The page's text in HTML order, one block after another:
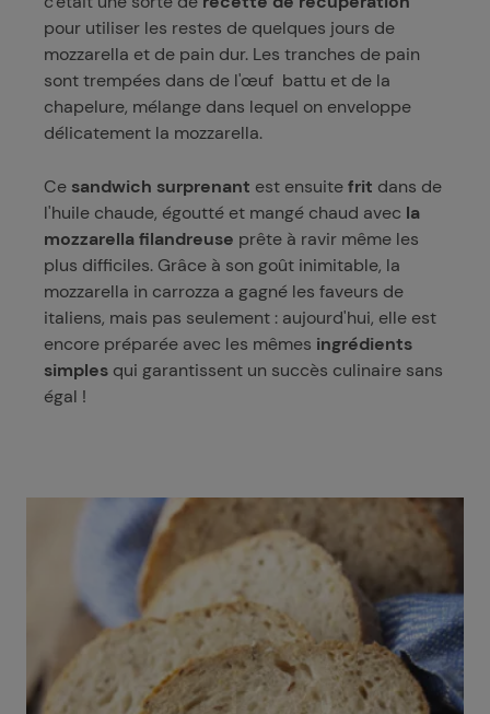
pour utiliser les restes de quelques jours de
mozzarella et de pain dur. Les tranches de pain
sont trempées dans de l'œuf battu et de la
chapelure, mélange dans lequel on enveloppe
délicatement la mozzarella.
Ce sandwich surprenant est ensuitefrit dans de
l'huile chaude, égoutté et mangé chaud avec la
mozzarella filandreuse prête à ravir même les
plus difficiles. Grâce à son goût inimitable, la
mozzarella in carrozza a gagné les faveurs de
italiens, mais pas seulement : aujourd'hui, elle est
encore préparée avec les mêmes ingrédients
simples qui garantissent un succès culinaire sans
égal !